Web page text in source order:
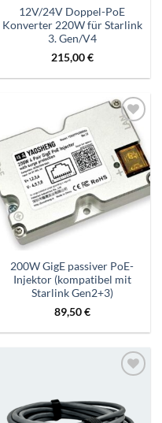
12V/24V Doppel-PoE
Konverter 220W für Starlink
3. Gen/V4
215,00€
Wunschliste
hinzufügen
200W GigE passiver PoE-
Injektor (kompatibel mit
Starlink Gen2+3)
89,50€
hinzufügen